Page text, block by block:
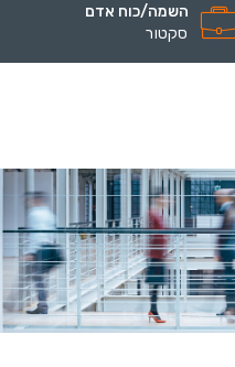
השמה/כוח אדם
סקטור